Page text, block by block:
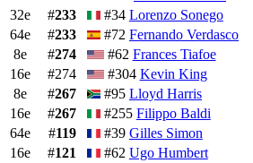
32e #233 #34 Lorenzo Sonego
64e #233 #72 Fernando Verdasco
8e #274 #62 Frances Tiafoe
16e #274 #304 Kevin King
8e #267 #95 Lloyd Harris
16e #267 #255 Filippo Baldi
64e #119 #39 Gilles Simon
16e #121 #62 Ugo Humbert